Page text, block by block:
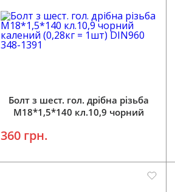
Додати у кошик
Болт з шест. гол. дрібна різьба
M18*1,5*140 кл.10,9 чорний
360 грн.